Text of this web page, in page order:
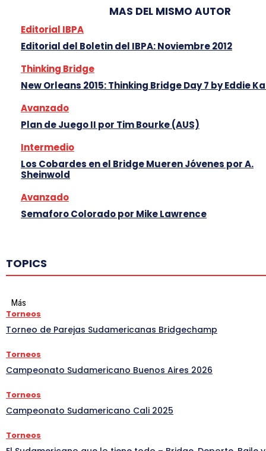
MAS DEL MISMO AUTOR
Editorial IBPA
Editorial del Boletin del IBPA: Noviembre 2012
Thinking Bridge
New Orleans 2015: Thinking Bridge Day 7 by Eddie
Avanzado
Plan de Juego II por Tim Bourke (AUS)
Intermedio
Los Cobardes en el Bridge Mueren Jóvenes por A.
Sheinwold
Avanzado
Semaforo Colorado por Mike Lawrence
TOPICS
Más
Torneos
Torneo de Parejas Sudamericanas Bridgechamp
Torneos
Campeonato Sudamericano Buenos Aires 2026
Torneos
Campeonato Sudamericano Cali 2025
Torneos